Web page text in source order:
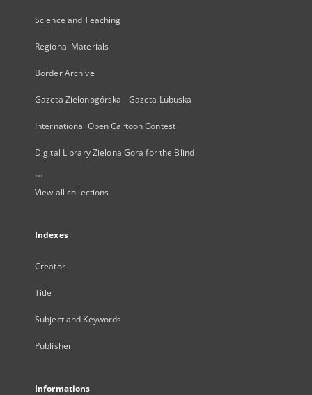
Science and Teaching
Regional Materials
Border Archive
Gazeta Zielonogórska - Gazeta Lubuska
International Open Cartoon Contest
Digital Library Zielona Gora for the Blind
...
View all collections
Indexes
Creator
Title
Subject and Keywords
Publisher
Informations